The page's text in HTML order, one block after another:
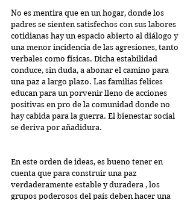
No es mentira que en un hogar, donde los
padres se sienten satisfechos con sus labores
cotidianas hay un espacio abierto al diálogo y
una menor incidencia de las agresiones, tanto
verbales como físicas. Dicha estabilidad
conduce, sin duda, a abonar el camino para
una paz a largo plazo. Las familias felices
educan para un porvenir lleno de acciones
positivas en pro de la comunidad donde no
hay cabida para la guerra. El bienestar social
se deriva por añadidura.
En este orden de ideas, es bueno tener en
cuenta que para construir una paz
verdaderamente estable y duradera , los
grupos poderosos del país deben hacer una